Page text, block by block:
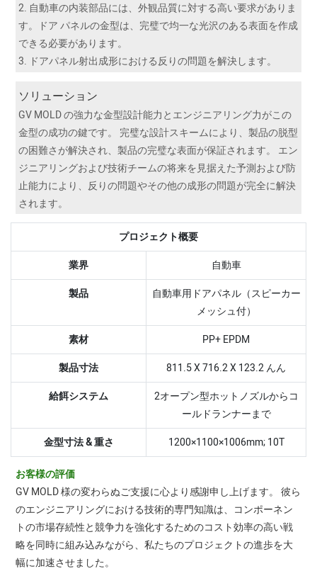
2. 自動車の内装部品には、外観品質に対する高い要求がありま
す。ドア パネルの金型は、完璧で均一な光沢のある表面を作成
できる必要があります。
3. ドアパネル射出成形における反りの問題を解決します。
ソリューション
GV MOLD の強力な金型設計能力とエンジニアリング力がこの
金型の成功の鍵です。 完璧な設計スキームにより、製品の脱型
の困難さが解決され、製品の完璧な表面が保証されます。 エン
ジニアリングおよび技術チームの将来を見据えた予測および防
止能力により、反りの問題やその他の成形の問題が完全に解決
されます。
プロジェクト概要
業界
自動車
製品
自動車用ドアパネル（スピーカー
メッシュ付）
素材
PP+ EPDM
製品寸法
811.5 X 716.2 X 123.2 んん
給餌システム
2オープン型ホットノズルからコ
ールドランナーまで
金型寸法 & 重さ
1200×1100×1006mm; 10T
お客様の評価
GV MOLD 様の変わらぬご支援に心より感謝申し上げます。 彼ら
のエンジニアリングにおける技術的専門知識は、コンポーネン
トの市場存続性と競争力を強化するためのコスト効率の高い戦
略を同時に組み込みながら、私たちのプロジェクトの進歩を大
幅に加速させました。